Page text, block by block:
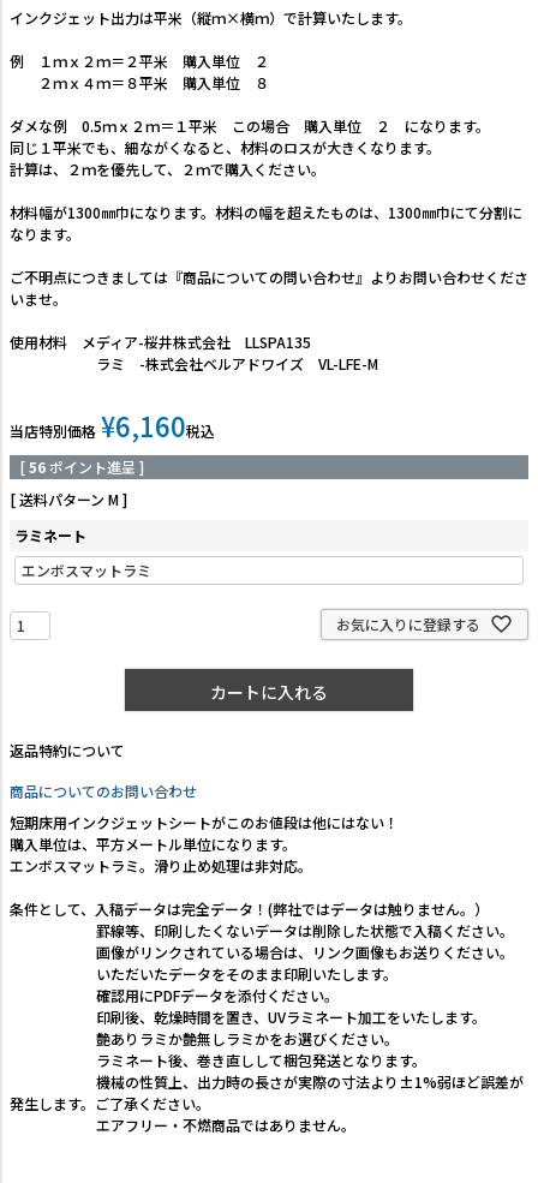
インクジェット出力は平米（縦ｍ×横ｍ）で計算いたします。
例 １ｍｘ２ｍ＝２平米 購入単位 ２
２ｍｘ４ｍ＝８平米 購入単位 ８
ダメな例 0.5ｍｘ２ｍ＝１平米 この場合 購入単位 ２ になります。
同じ１平米でも、細ながくなると、材料のロスが大きくなります。
計算は、２ｍを優先して、２ｍで購入ください。
材料幅が1300㎜巾になります。材料の幅を超えたものは、1300㎜巾にて分割に
なります。
ご不明点につきましては『商品についての問い合わせ』よりお問い合わせくださ
いませ。
使用材料 メディア-桜井株式会社 LLSPA135
ラミ -株式会社ベルアドワイズ VL-LFE-M
当店特別価格 ¥6,160税込
[56ポイント進呈 ]
送料パターン M
ラミネート
お気に入りに登録する
カートに入れる
返品特約について
商品についてのお問い合わせ
短期床用インクジェットシートがこのお値段は他にはない！
購入単位は、平方メートル単位になります。
エンボスマットラミ。滑り止め処理は非対応。
条件として、入稿データは完全データ！(弊社ではデータは触りません。）
罫線等、印刷したくないデータは削除した状態で入稿ください。
画像がリンクされている場合は、リンク画像もお送りください。
いただいたデータをそのまま印刷いたします。
確認用にPDFデータを添付ください。
印刷後、乾燥時間を置き、UVラミネート加工をいたします。
艶ありラミか艶無しラミかをお選びください。
ラミネート後、巻き直しして梱包発送となります。
機械の性質上、出力時の長さが実際の寸法より±1%弱ほど誤差が
発生します。ご了承ください。
エアフリー・不燃商品ではありません。